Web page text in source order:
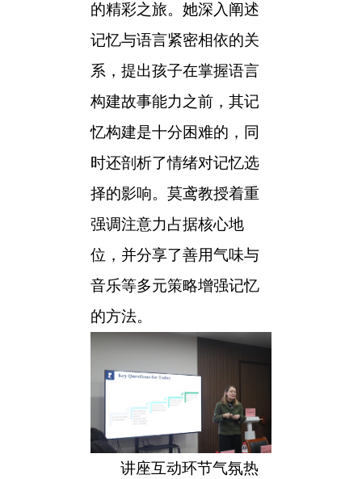
的精彩之旅。 她深入阐述
记忆与语言紧密相依的关
系 ，提出孩子在掌握语言
构建故事能力之前，其记
忆构建是十分困难的，同
时还剖析了情绪对记忆选
择的影响。莫鸢教授着重
强调注意力占据核心地
位，并分享了善用气味与
音乐等多元策略增强记忆
的方法。
讲座互动环节气氛热